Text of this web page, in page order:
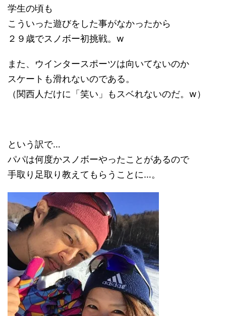
学生の頃も
こういった遊びをした事がなかったから
２９歳でスノボー初挑戦。w
また、ウインタースポーツは向いてないのか
スケートも滑れないのである。
（関西人だけに「笑い」もスベれないのだ。w）
という訳で…
パパは何度かスノボーやったことがあるので
手取り足取り教えてもらうことに…。